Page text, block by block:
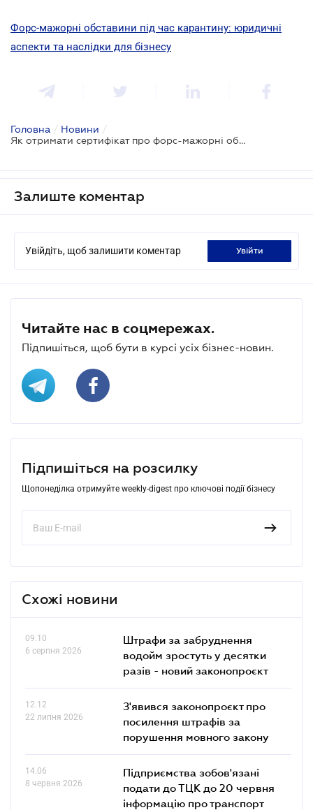
Форс-мажорні обставини під час карантину: юридичні
аспекти та наслідки для бізнесу
Головна / Новини /
Як отримати сертифікат про форс-мажорні обставини
Залиште коментар
Увійдіть, щоб залишити коментар увійти
Читайте нас в соцмережах.
Підпишіться, щоб бути в курсі усіх бізнес-новин.
Підпишіться на розсилку
Щопонеділка отримуйте weekly-digest про ключові події бізнесу
Схожі новини
09.10
6 серпня 2026
Штрафи за забруднення
водойм зростуть у десятки
разів - новий законопроєкт
12.12
22 липня 2026
З'явився законопроєкт про
посилення штрафів за
порушення мовного закону
14.06
8 червня 2026
Підприємства зобов'язані
подати до ТЦК до 20 червня
інформацію про транспорт